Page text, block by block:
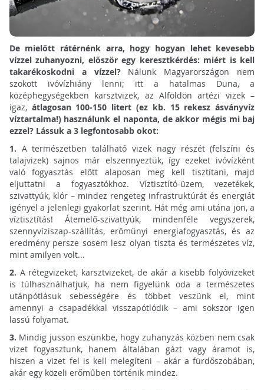
De mielőtt rátérnénk arra, hogy hogyan lehet kevesebb
vízzel zuhanyozni, először egy keresztkérdés: miért is kell
takarékoskodni a vízzel?Nálunk Magyarországon nem
szokott ivóvízhiány lenni; itt a hatalmas Duna, a
középhegységekben karsztvizek, az Alföldön artézi vizek –
igaz, átlagosan 100-150 litert (ez kb. 15 rekesz ásványvíz
víztartalma!) használunk el naponta, de akkor mégis mi baj
ezzel? Lássuk a 3 legfontosabb okot:
1. A természetben található vizek nagy részét (felszíni és
talajvizek) sajnos már elszennyeztük, így ezeket ivóvízként
való fogyasztás előtt alaposan meg kell tisztítani, majd
eljuttatni a fogyasztókhoz. Víztisztító-üzem, vezetékek,
szivattyúk, klór – mindez rengeteg infrastruktúrát és energiát
igényel a jelenlegi gyakorlat szerint. Hát még ami utána jön, a
víztisztítás! Átemelő-szivattyúk, mindenféle vegyszerek,
szennyvíziszap-szállítás, erőműnyi energiafogyasztás, és az
eredmény persze sosem lesz olyan tiszta és természetes víz,
mint amilyen volt...
2. A rétegvizeket, karsztvizeket, de akár a kisebb folyóvizeket
is túlhasználhatjuk, ha nem figyelünk oda a természetes
utánpótlásuk sebességére és többet veszünk el, mint
amennyi a csapadékkal visszapótlódik – ami sokszor igen
lassú folyamat.
3. Mindig jusson eszünkbe, hogy zuhanyzás közben nem csak
vizet fogyasztunk, hanem általában gázt vagy áramot is,
hiszen a vizet fel is kell melegíteni – akár a fürdőszobában,
akár egy közeli erőműben történik mindez.